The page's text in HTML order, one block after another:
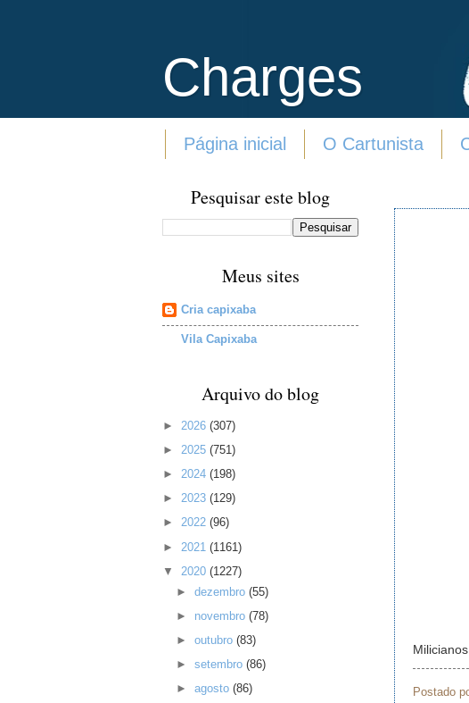
Charges
Página inicial O Cartunista
Postado
Pesquisar este blog
Meus sites
Cria capixaba
Vila Capixaba
Arquivo do blog
► 2026 (307)
► 2025 (751)
► 2024 (198)
► 2023 (129)
► 2022 (96)
► 2021 (1161)
▼ 2020 (1227)
►dezembro(55)
► novembro(78)
►outubro(83)
►setembro(86)
►agosto(86)